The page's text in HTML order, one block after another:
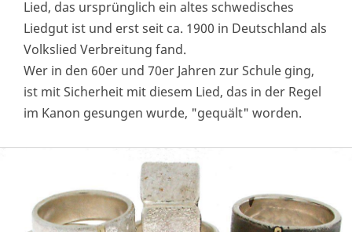
Lied, das ursprünglich ein altes schwedisches
Liedgut ist und erst seit ca. 1900 in Deutschland als
Volkslied Verbreitung fand.
Wer in den 60er und 70er Jahren zur Schule ging,
ist mit Sicherheit mit diesem Lied, das in der Regel
im Kanon gesungen wurde, "gequält" worden.